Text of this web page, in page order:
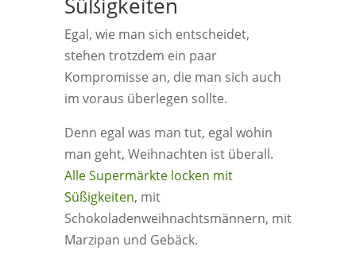
Egal, wie man sich entscheidet,
stehen trotzdem ein paar
Kompromisse an, die man sich auch
im voraus überlegen sollte.
Denn egal was man tut, egal wohin
man geht, Weihnachten ist überall.
Alle Supermärkte locken mit
Süßigkeiten, mit
Schokoladenweihnachtsmännern, mit
Marzipan und Gebäck.